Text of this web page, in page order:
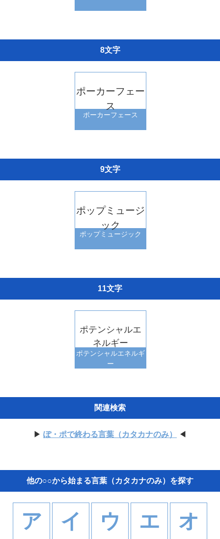
8文字
ポーカーフェー
ス
ポーカーフェース
9文字
ポップミュージ
ック
ポップミュージック
11文字
ポテンシャルエ
ネルギー
ポテンシャルエネルギ
ー
関連検索
▶ ぽ・ポで終わる言葉（カタカナのみ） ◀
他の○○から始まる言葉（カタカナのみ）を探す
ア イ ウ エ
オ